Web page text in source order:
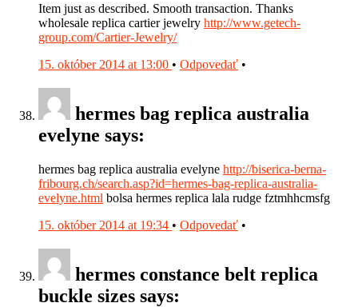
Item just as described. Smooth transaction. Thanks
wholesale replica cartier jewelry http://www.getech-
group.com/Cartier-Jewelry/
15. október 2014 at 13:00 • Odpovedať •
hermes bag replica australia
evelyne says:
hermes bag replica australia evelyne http://biserica-berna-
fribourg.ch/search.asp?id=hermes-bag-replica-australia-
evelyne.html bolsa hermes replica lala rudge fztmhhcmsfg
15. október 2014 at 19:34 • Odpovedať •
hermes constance belt replica
buckle sizes says: